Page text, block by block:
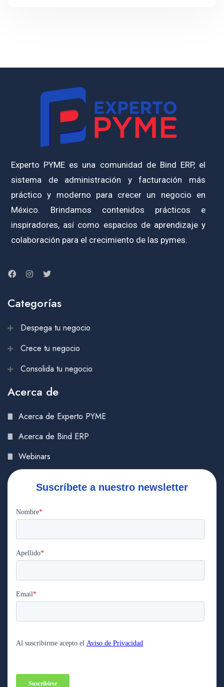
Experto PYME es una comunidad de Bind ERP, el
sistema de administración y facturación más
práctico y moderno para crecer un negocio en
México. Brindamos contenidos prácticos e
inspiradores, así como espacios de aprendizaje y
colaboración para el crecimiento de las pymes.
Categorías
Despega tu negocio
Crece tu negocio
Consolida tu negocio
Acerca de
Acerca de Experto PYME
Acerca de Bind ERP
Webinars
Suscríbete a nuestro newsletter